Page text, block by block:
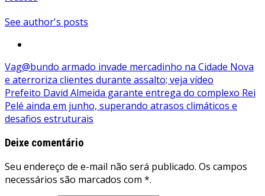
See author's posts
Navegação
de
Post
Vag@bundo armado invade mercadinho na Cidade Nova
e aterroriza clientes durante assalto; veja vídeo
Prefeito David Almeida garante entrega do complexo Rei
Pelé ainda em junho, superando atrasos climáticos e
desafios estruturais
Deixe comentário
Seu endereço de e-mail não será publicado. Os campos
necessários são marcados com *.